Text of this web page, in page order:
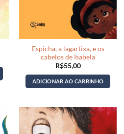
Espicha, a lagartixa, e os
cabelos de Isabela
R$55,00
ADICIONAR AO CARRINHO